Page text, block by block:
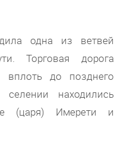
одна из ветвей
Торговая дорога
вплоть до позднего
находились
(царя) Имерети и